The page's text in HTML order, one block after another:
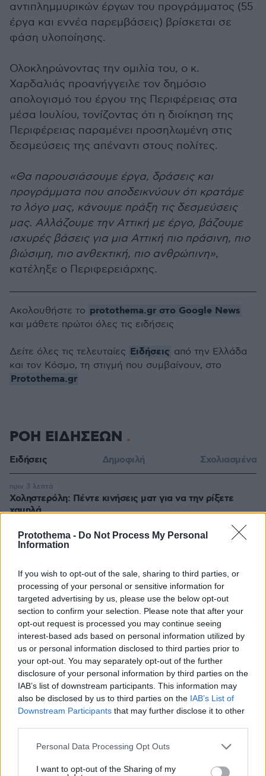
Protothema - Do Not Process My Personal
Information
If you wish to opt-out of the sale, sharing to third parties, or
processing of your personal or sensitive information for
targeted advertising by us, please use the below opt-out
section to confirm your selection. Please note that after your
opt-out request is processed you may continue seeing
interest-based ads based on personal information utilized by
us or personal information disclosed to third parties prior to
your opt-out. You may separately opt-out of the further
disclosure of your personal information by third parties on the
IAB’s list of downstream participants. This information may
also be disclosed by us to third parties on the IAB’s List of
Downstream Participants that may further disclose it to other
Please note that this website/app uses one or more Google
not limited to your visit or usage behaviour. You may click to
Personal Data Processing Opt Outs
I want to opt-out of the Sharing of my
αντιπλημμυρικών έργων του προγράμματος (55
έργα και εννέα παρεμβάσεις) βρίσκεται σε
φάση υλοποίησης.
Ολοκληρώνοντας την ομιλία του, ο κ.
Χαρδαλιάς προανήγγειλε τον δημόσιο
απολογισμό του έργου της Περιφέρειας στα
μέσα Ιουλίου, τονίζοντας ότι η διοίκηση της
Περιφέρειας παραμένει προσηλωμένη στις
δεσμεύσεις της απέναντι στους πολίτες.
«Θα παρουσιάσουμε έργα, δράσεις και
προγράμματα που αποδεικνύουν ότι κρατάμε
το λόγο μας, κάνουμε πράξη τις δεσμεύσεις
μας. Αλλάζουμε την Αττική με έργο, βάζουμε
ισχυρές βάσεις για μια Αττική πιο πράσινη, πιο
βιώσιμη, πιο ανθεκτική, πιο ανθρώπινη»,
κατέληξε ο Περιφερειάρχης.
Ακολουθήστε το protothema.gr στο Google News
και μάθετε πρώτοι όλες τις ειδήσεις
Δείτε όλες τις τελευταίες Ειδήσεις από την Ελλάδα
και τον Κόσμο, τη στιγμή που συμβαίνουν, στο
Protothema.gr
ΡΟΗ ΕΙΔΗΣΕΩΝ
Ειδήσεις Δημοφιλή Σχολιασμένα
Χοληστερόλη: Πέντε κινήσεις ματ για να την ρίξετε
χαμηλά
πριν 3 λεπτά
Για αμύθητο συμβόλαιο του Σαλάχ γράφουν στην
πριν 4 λεπτά
Υπό έλεγχο η φωτιά σε χαμηλή βλάστηση στην Ευκαρπία
Κιλκίς
πριν 6 λεπτά
Το «κερασάκι» του Τρινκιέρι έρχεται από το NBA – Αυτή
είναι η τελευταία μεγάλη κίνηση που κυνηγάει ο ΠΑΟΚ
πριν 11 λεπτά
Τελικά, πόσο ωφέλιμα -και ασφαλή- είναι τα
βιταμινούχα συμπληρώματα διατροφής;
πριν 12 λεπτά
πριν 12 λεπτά
Βίντεο: Έκλεψαν χρυσές αλυσίδες 70.000 ευρώ σε τρία